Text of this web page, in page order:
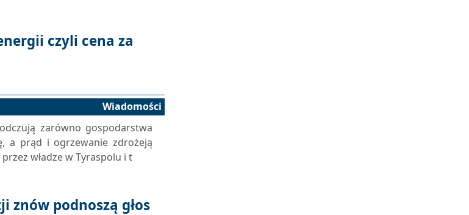
czyli cena za
Wiadomości
zarówno gospodarstwa
a prąd i ogrzewanie zdrożeją
władze w Tyraspolu i t
znów podnoszą głos